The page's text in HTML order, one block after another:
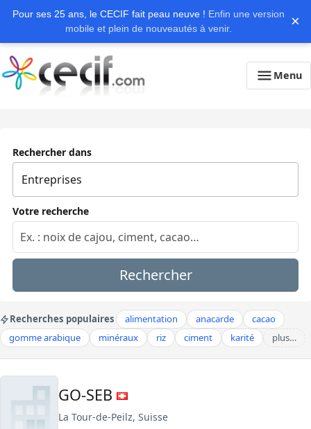
Pour ses 25 ans, le CECIF fait peau neuve ! Enfin une version
mobile et plein de nouveautés à venir.
×
Menu
Rechercher dans
Votre recherche
Rechercher
Recherches populaires alimentation anacarde
cacao
gomme arabique
minéraux riz ciment karité plus…
GO-SEB
La Tour-de-Peilz, Suisse